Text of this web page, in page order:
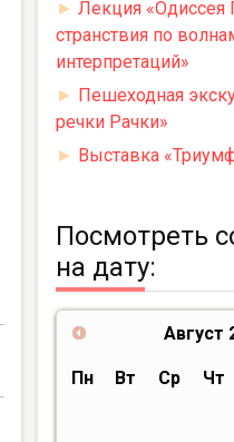
► Лекция «Одиссея
странствия по
интерпретаций»
► Пешеходная
речки Рачки»
► Выставка
Посмотреть
на дату:
Август
Пн Вт Ср Чт